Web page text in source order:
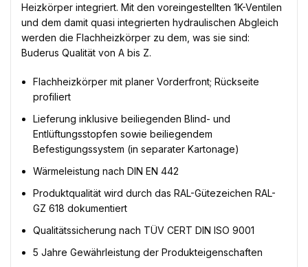
Heizkörper integriert. Mit den voreingestellten 1K-Ventilen
und dem damit quasi integrierten hydraulischen Abgleich
werden die Flachheizkörper zu dem, was sie sind:
Buderus Qualität von A bis Z.
Flachheizkörper mit planer Vorderfront; Rückseite
profiliert
Lieferung inklusive beiliegenden Blind- und
Entlüftungsstopfen sowie beiliegendem
Befestigungssystem (in separater Kartonage)
Wärmeleistung nach DIN EN 442
Produktqualität wird durch das RAL-Gütezeichen RAL-
GZ 618 dokumentiert
Qualitätssicherung nach TÜV CERT DIN ISO 9001
5 Jahre Gewährleistung der Produkteigenschaften